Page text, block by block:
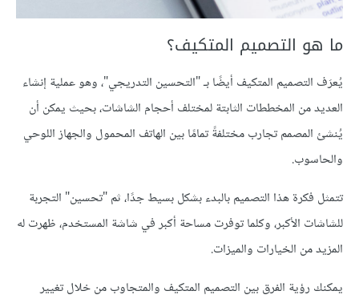
ما هو التصميم المتكيف؟
يُعرَف التصميم المتكيف أيضًا بـ "التحسين التدريجي"، وهو عملية إنشاء
العديد من المخططات الثابتة لمختلف أحجام الشاشات، بحيث يمكن أن
يُنشئ المصمم تجارب مختلفةً تمامًا بين الهاتف المحمول والجهاز اللوحي
والحاسوب.
تتمثل فكرة هذا التصميم بالبدء بشكل بسيط جدًا، ثم "تحسين" التجربة
للشاشات الأكبر، وكلما توفرت مساحة أكبر في شاشة المستخدم، ظهرت له
المزيد من الخيارات والميزات.
يمكنك رؤية الفرق بين التصميم المتكيف والمتجاوب من خلال تغيير